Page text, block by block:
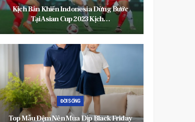
TOP Quà Tặng Khai Trương Công Ty
Giúp Thu Hút Tài Lộc Và Gây…
TIN TỨC
Đi Tắm Sông, 3 Cháu Nhỏ Ở Hà Tĩnh Đuối